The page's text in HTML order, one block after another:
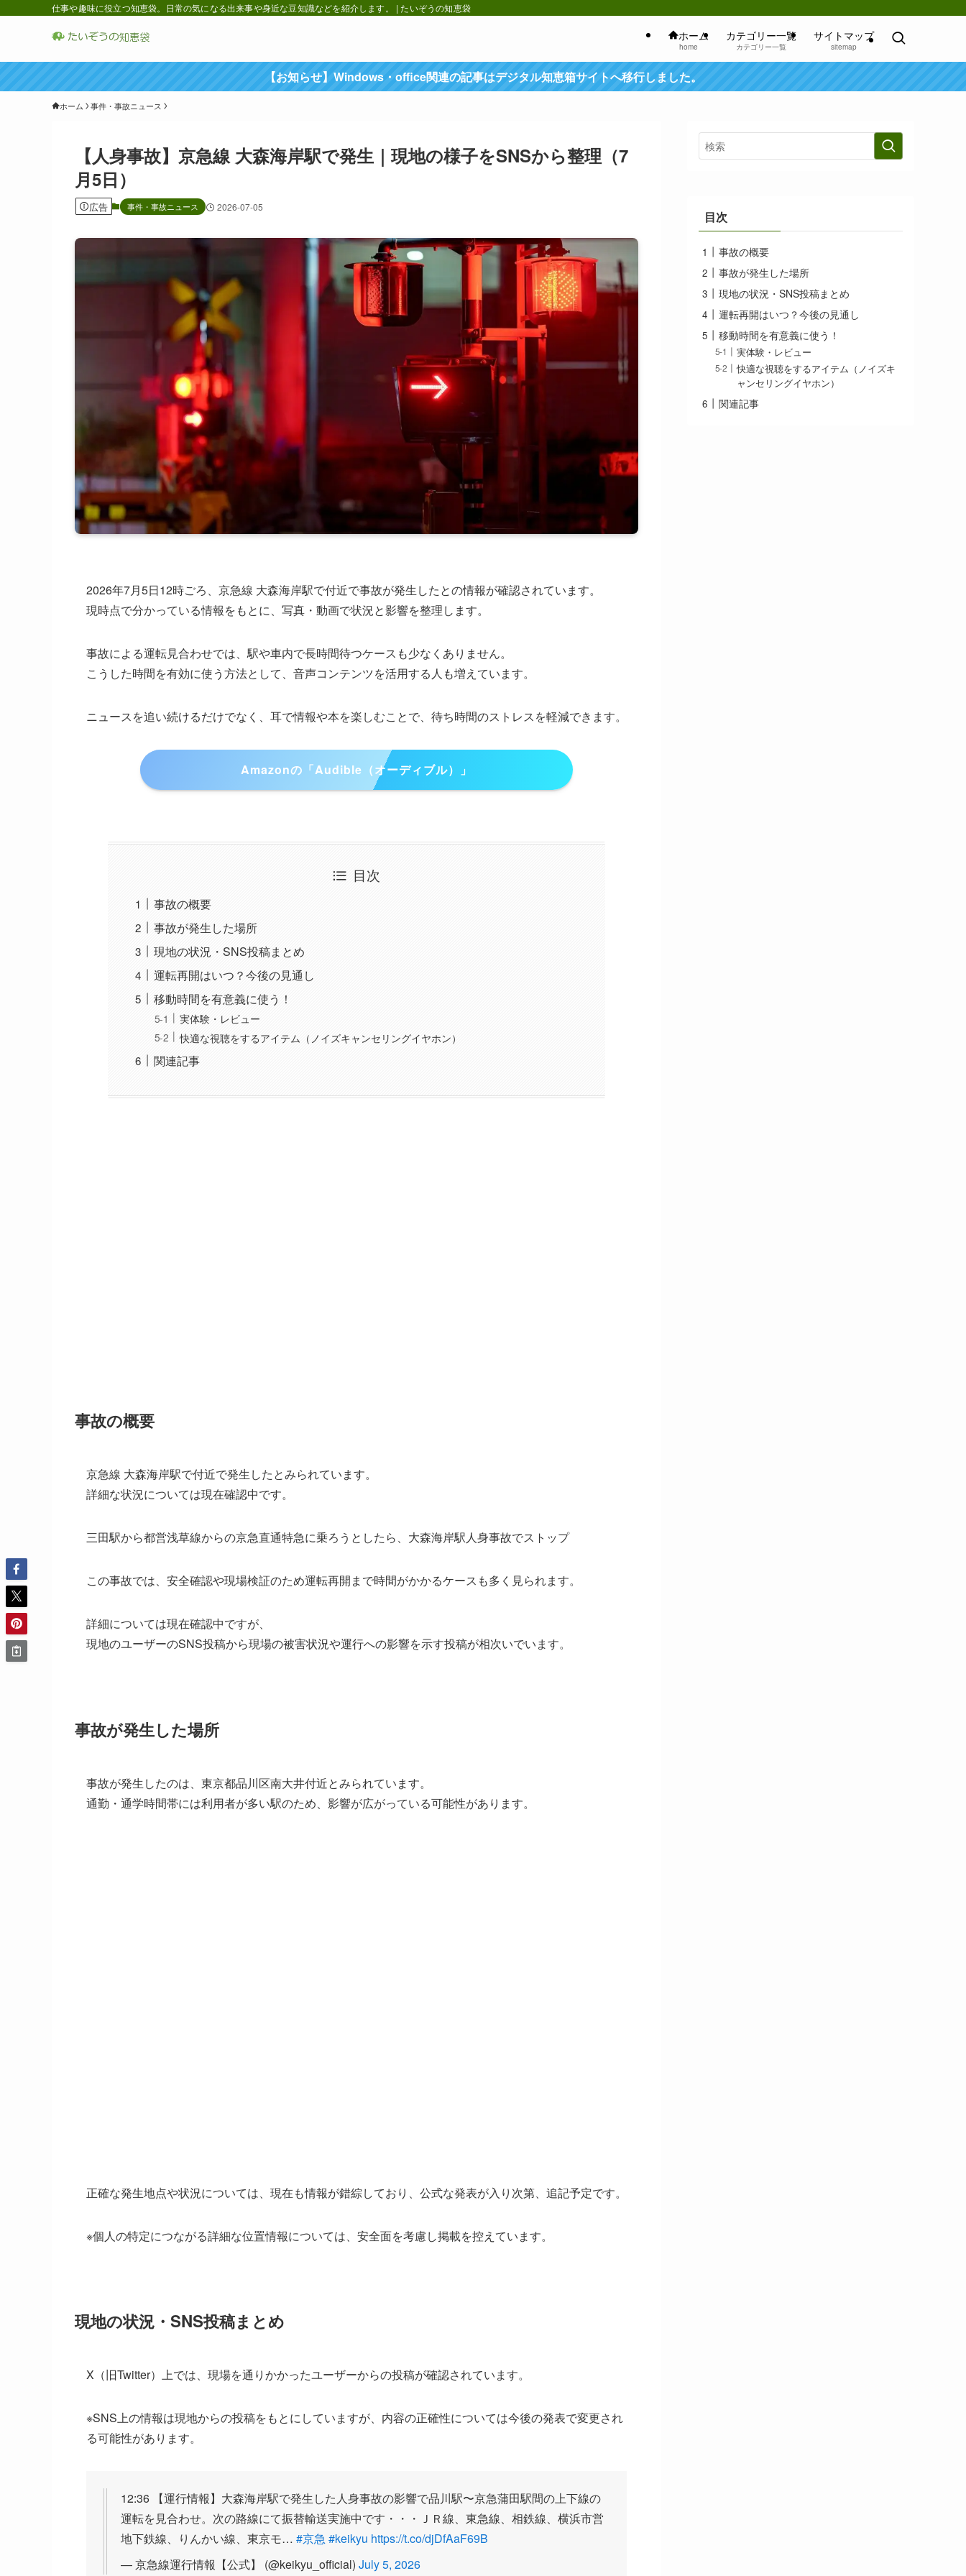
仕事や趣味に役立つ知恵袋。日常の気になる出来事や身近な豆知識などを紹介します。 | たいぞうの知恵袋
ホーム
home
カテゴリー一覧
カテゴリー一覧
サイトマップ
sitemap
【お知らせ】Windows・office関連の記事はデジタル知恵箱サイトへ移行しました。
ホーム 事件・事故ニュース
【人身事故】京急線 大森海岸駅で発生｜現地の様子をSNSから整理（7
月5日）
広告 事件・事故ニュース 2026-07-05
2026年7月5日12時ごろ、京急線 大森海岸駅で付近で事故が発生したとの情報が確認されています。
現時点で分かっている情報をもとに、写真・動画で状況と影響を整理します。
事故による運転見合わせでは、駅や車内で長時間待つケースも少なくありません。
こうした時間を有効に使う方法として、音声コンテンツを活用する人も増えています。
ニュースを追い続けるだけでなく、耳で情報や本を楽しむことで、待ち時間のストレスを軽減できます。
Amazonの「Audible（オーディブル）」
目次
事故の概要
事故が発生した場所
現地の状況・SNS投稿まとめ
運転再開はいつ？今後の見通し
移動時間を有意義に使う！
実体験・レビュー
快適な視聴をするアイテム（ノイズキャンセリングイヤホン）
関連記事
事故の概要
京急線 大森海岸駅で付近で発生したとみられています。
詳細な状況については現在確認中です。
三田駅から都営浅草線からの京急直通特急に乗ろうとしたら、大森海岸駅人身事故でストップ
この事故では、安全確認や現場検証のため運転再開まで時間がかかるケースも多く見られます。
詳細については現在確認中ですが、
現地のユーザーのSNS投稿から現場の被害状況や運行への影響を示す投稿が相次いでいます。
事故が発生した場所
事故が発生したのは、東京都品川区南大井付近とみられています。
通勤・通学時間帯には利用者が多い駅のため、影響が広がっている可能性があります。
正確な発生地点や状況については、現在も情報が錯綜しており、公式な発表が入り次第、追記予定です。
※個人の特定につながる詳細な位置情報については、安全面を考慮し掲載を控えています。
現地の状況・SNS投稿まとめ
X（旧Twitter）上では、現場を通りかかったユーザーからの投稿が確認されています。
※SNS上の情報は現地からの投稿をもとにしていますが、内容の正確性については今後の発表で変更され
る可能性があります。
12:36 【運行情報】大森海岸駅で発生した人身事故の影響で品川駅〜京急蒲田駅間の上下線の
運転を見合わせ。次の路線にて振替輸送実施中です・・・ＪＲ線、東急線、相鉄線、横浜市営
地下鉄線、りんかい線、東京モ… #京急 #keikyu https://t.co/djDfAaF69B
— 京急線運行情報【公式】 (@keikyu_official) July 5, 2026
目次
事故の概要
事故が発生した場所
現地の状況・SNS投稿まとめ
運転再開はいつ？今後の見通し
移動時間を有意義に使う！
実体験・レビュー
快適な視聴をするアイテム（ノイズキ
ャンセリングイヤホン）
関連記事